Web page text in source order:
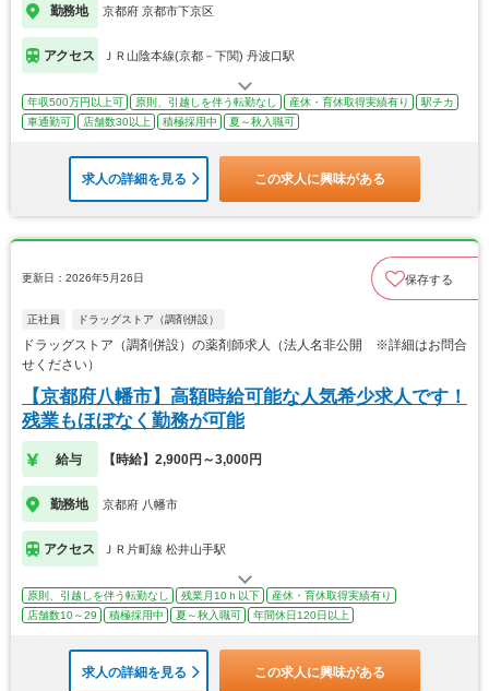
勤務地 京都府 京都市下京区
アクセス ＪＲ山陰本線(京都－下関) 丹波口駅
年収500万円以上可 原則、引越しを伴う転勤なし 産休・育休取得実績有り
駅チカ
車通勤可
店舗数30以上 積極採用中 夏～秋入職可
求人の詳細を見る この求人に興味がある
更新日：2026年5月26日 保存する
正社員 ドラッグストア（調剤併設）
ドラッグストア（調剤併設）の薬剤師求人（法人名非公開 ※詳細はお問合
せください）
【京都府八幡市】高額時給可能な人気希少求人です！
残業もほぼなく勤務が可能
給与 【時給】2,900円～3,000円
勤務地 京都府 八幡市
アクセス ＪＲ片町線 松井山手駅
原則、引越しを伴う転勤なし 残業月10ｈ以下
産休・育休取得実績有り
店舗数10～29
積極採用中 夏～秋入職可 年間休日120日以上
求人の詳細を見る この求人に興味がある